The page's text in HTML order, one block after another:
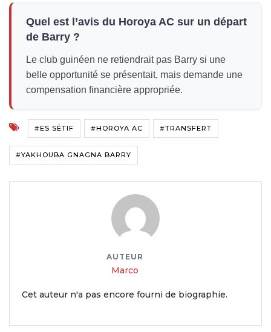
Quel est l’avis du Horoya AC sur un départ
de Barry ?
Le club guinéen ne retiendrait pas Barry si une
belle opportunité se présentait, mais demande une
compensation financière appropriée.
#ES SÉTIF #HOROYA AC #TRANSFERT
#YAKHOUBA GNAGNA BARRY
AUTEUR
Marco
Cet auteur n'a pas encore fourni de biographie.